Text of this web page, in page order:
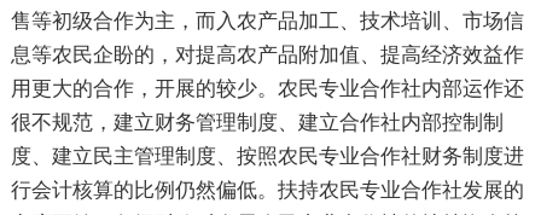
售等初级合作为主，而入农产品加工、技术培训、市场信
息等农民企盼的，对提高农产品附加值、提高经济效益作
用更大的合作，开展的较少。农民专业合作社内部运作还
很不规范，建立财务管理制度、建立合作社内部控制制
度、建立民主管理制度、按照农民专业合作社财务制度进
行会计核算的比例仍然偏低。扶持农民专业合作社发展的